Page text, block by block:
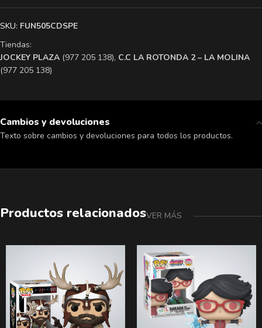
SKU: FUN505CDSPE
Tiendas:
​JOCKEY PLAZA (977 205 138), ​C.C LA ROTONDA 2 – LA MOLINA
(977 205 138)
Cambios y devoluciones
Texto sobre cambios y devoluciones para todos los productos.
Productos relacionadosVER MÁS